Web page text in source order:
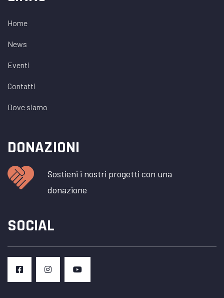
Home
News
Eventi
Contatti
Dove siamo
DONAZIONI
Sostieni i nostri progetti con una
donazione
SOCIAL